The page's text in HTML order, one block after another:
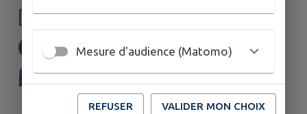
DÉCOUVRIR
CHAMPVANS-LES-
MOULINS
Mesure d'audience (Matomo)
REFUSER VALIDER MON CHOIX